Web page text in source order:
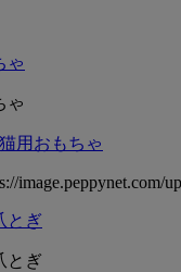
ゃ
ゃ
猫用おもちゃ
とぎ
とぎ